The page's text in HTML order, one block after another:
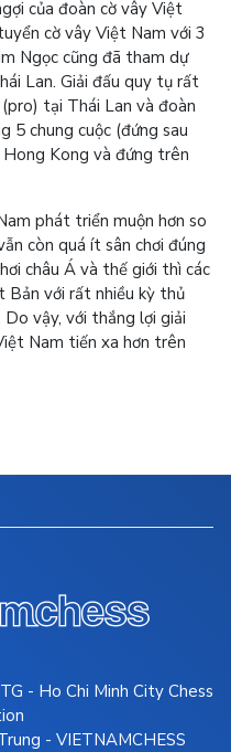
của đoàn cờ vây Việt
cờ vây Việt Nam với 3
Ngọc cũng đã tham dự
Lan. Giải đấu quy tụ rất
tại Thái Lan và đoàn
5 chung cuộc (đứng sau
Hong Kong và đứng trên
phát triển muộn hơn so
còn quá ít sân chơi đúng
châu Á và thế giới thì các
Bản với rất nhiều kỳ thủ
vậy, với thắng lợi giải
Nam tiến xa hơn trên
- Ho Chi Minh City Chess
- VIETNAMCHESS